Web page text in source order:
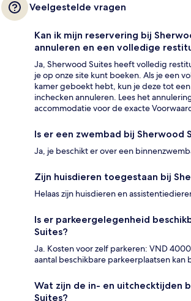
Veelgestelde vragen
Kan ik mijn reservering bij
annuleren en een volledige
Ja, Sherwood Suites heeft volledig
je op onze site kunt boeken. Als je een
kamer geboekt hebt, kun je deze tot
inchecken annuleren. Lees het
accommodatie voor de exacte
Is er een zwembad bij Sherwood
Ja, je beschikt er over een
Zijn huisdieren toegestaan bij
Helaas zijn huisdieren en
Is er parkeergelegenheid
Suites?
Ja. Kosten voor zelf parkeren: VND
aantal beschikbare parkeerplaatsen kan
Wat zijn de in- en uitchecktijden
Suites?